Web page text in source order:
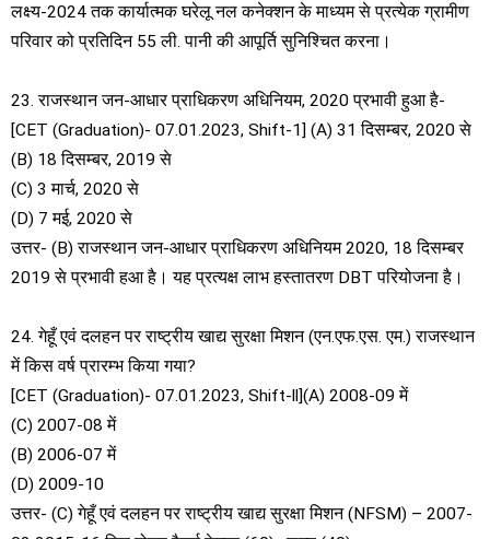
लक्ष्य-2024 तक कार्यात्मक घरेलू नल कनेक्शन के माध्यम से प्रत्येक ग्रामीण
परिवार को प्रतिदिन 55 ली. पानी की आपूर्ति सुनिश्चित करना।
23. राजस्थान जन-आधार प्राधिकरण अधिनियम, 2020 प्रभावी हुआ है-
[CET (Graduation)- 07.01.2023, Shift-1] (A) 31 दिसम्बर, 2020 से
(B) 18 दिसम्बर, 2019 से
(C) 3 मार्च, 2020 से
(D) 7 मई, 2020 से
उत्तर- (B) राजस्थान जन-आधार प्राधिकरण अधिनियम 2020, 18 दिसम्बर
2019 से प्रभावी हआ है। यह प्रत्यक्ष लाभ हस्तातरण DBT परियोजना है।
24. गेहूँ एवं दलहन पर राष्ट्रीय खाद्य सुरक्षा मिशन (एन.एफ.एस. एम.) राजस्थान
में किस वर्ष प्रारम्भ किया गया?
[CET (Graduation)- 07.01.2023, Shift-ll](A) 2008-09 में
(C) 2007-08 में
(B) 2006-07 में
(D) 2009-10
उत्तर- (C) गेहूँ एवं दलहन पर राष्ट्रीय खाद्य सुरक्षा मिशन (NFSM) – 2007-